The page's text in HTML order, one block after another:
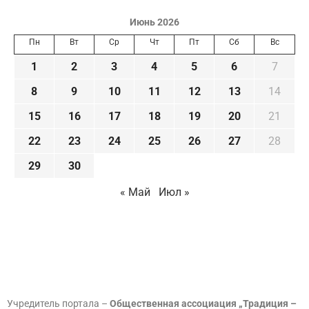
Июнь 2026
Пн Вт Ср Чт Пт Сб Вс
1 2 3 4 5 6
7
8
9 10 11 12 13
14
15
16 17 18 19 20
21
22
23 24 25 26 27
28
29
30
« Май
Июл »
Учредитель портала – Общественная ассоциация „Традиция –